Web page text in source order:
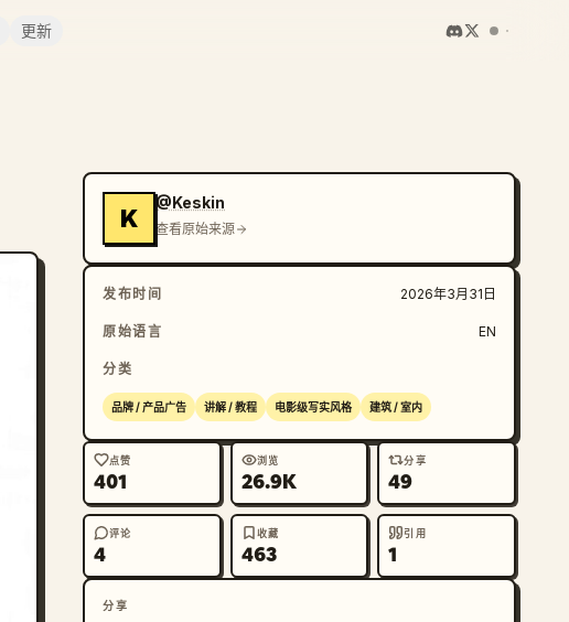
更新
K
@Keskin
查看原始来源
发布时间 2026年3月31日
原始语言 EN
分类
品牌 / 产品广告 讲解 / 教程 电影级写实风格 建筑 / 室内
点赞
401
浏览
26.9K
分享
49
评论
4
收藏
463
引用
1
分享